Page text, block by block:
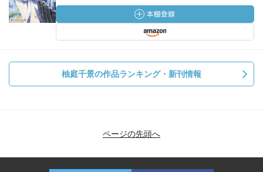
柚庭千景の作品ランキング・新刊情報
ページの先頭へ